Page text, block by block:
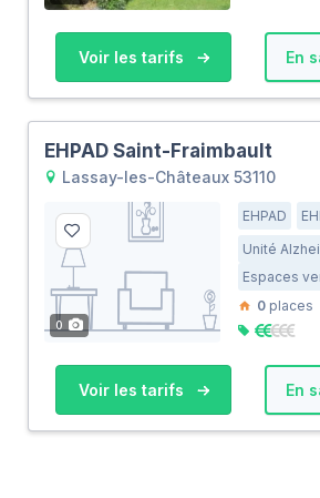
Voir les tarifs En
EHPAD Saint-Fraimbault
Lassay-les-Châteaux 53110
0
EHPAD
Unité
Espaces
0 places
Voir les tarifs En